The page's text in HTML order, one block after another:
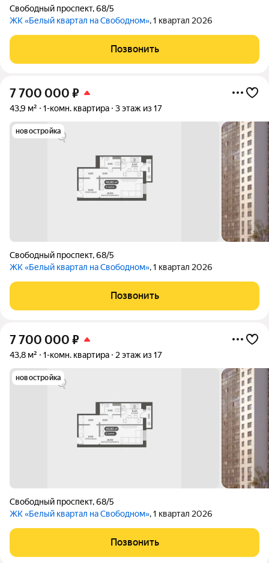
Свободный проспект,68/5
ЖК «Белый квартал на Свободном», 1 квартал 2026
Позвонить
7 700 000 ₽
43,9 м² 1-комн. квартира 3 этаж из 17
новостройка
Свободный проспект,68/5
ЖК «Белый квартал на Свободном», 1 квартал 2026
Позвонить
7 700 000 ₽
43,8 м² 1-комн. квартира 2 этаж из 17
новостройка
Свободный проспект,68/5
ЖК «Белый квартал на Свободном», 1 квартал 2026
Позвонить